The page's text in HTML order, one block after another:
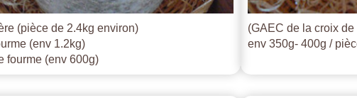
(pièce de 2.4kg environ)
(env 1.2kg)
fourme (env 600g)
(GAEC de la croix
env 350g- 400g /